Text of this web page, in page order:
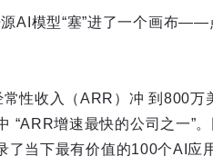
AI模型“塞”进了一个画布
性收入（ARR）冲 到800万
“ARR增速最快的公司之一”
当下最有价值的100个AI应